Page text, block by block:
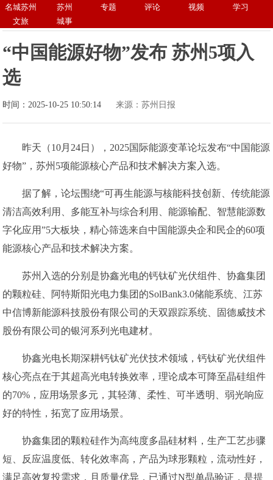
名城苏州 苏州 专题 评论 视频
学习
文旅
城事
“中国能源好物”发布 苏州5项入
选
时间：2025-10-25 10:50:14 来源：苏州日报
昨天（10月24日），2025国际能源变革论坛发布“中国能源
好物”，苏州5项能源核心产品和技术解决方案入选。
据了解，论坛围绕“可再生能源与核能科技创新、传统能源
清洁高效利用、多能互补与综合利用、能源输配、智慧能源数
字化应用”5大板块，精心筛选来自中国能源央企和民企的60项
能源核心产品和技术解决方案。
苏州入选的分别是协鑫光电的钙钛矿光伏组件、协鑫集团
的颗粒硅、阿特斯阳光电力集团的SolBank3.0储能系统、江苏
中信博新能源科技股份有限公司的天双跟踪系统、固德威技术
股份有限公司的银河系列光电建材。
协鑫光电长期深耕钙钛矿光伏技术领域，钙钛矿光伏组件
核心亮点在于其超高光电转换效率，理论成本可降至晶硅组件
的70%，应用场景多元，其轻薄、柔性、可半透明、弱光响应
好的特性，拓宽了应用场景。
协鑫集团的颗粒硅作为高纯度多晶硅材料，生产工艺步骤
短、反应温度低、转化效率高，产品为球形颗粒，流动性好，
满足高效复投需求，且质量优异，已通过N型单晶验证，是提